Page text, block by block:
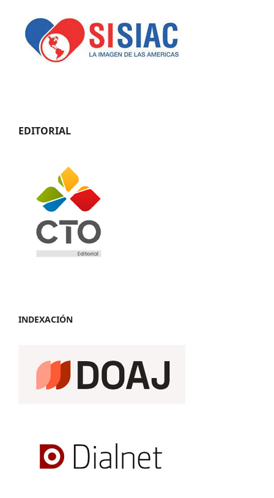
EDITORIAL
INDEXACIÓN